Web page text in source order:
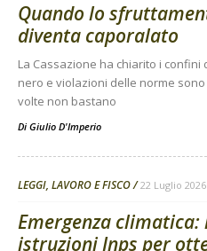
Quando lo
diventa caporalato
La Cassazione ha chiarito i
nero e violazioni delle norme
volte non bastano
Di Giulio D'Imperio
LEGGI, LAVORO E FISCO 22 Luglio 2026
Emergenza climatica:
istruzioni Inps per